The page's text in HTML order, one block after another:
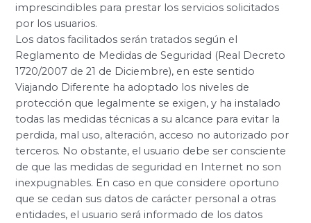
imprescindibles para prestar los servicios solicitados
por los usuarios.
Los datos facilitados serán tratados según el
Reglamento de Medidas de Seguridad (Real Decreto
1720/2007 de 21 de Diciembre), en este sentido
Viajando Diferente ha adoptado los niveles de
protección que legalmente se exigen, y ha instalado
todas las medidas técnicas a su alcance para evitar la
perdida, mal uso, alteración, acceso no autorizado por
terceros. No obstante, el usuario debe ser consciente
de que las medidas de seguridad en Internet no son
inexpugnables. En caso en que considere oportuno
que se cedan sus datos de carácter personal a otras
entidades, el usuario será informado de los datos